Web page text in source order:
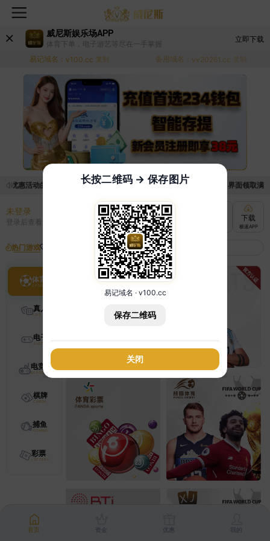
威尼斯娱乐场APP
体育下单，电子游艺等尽在一手掌握
立即下载
易记域名： v100.cc 复制 备用域名： vv20261.cc 复制
优惠活动的手续麻烦，已新增优惠系统，现在可以前往【福利中心】界面领取满
未登录
登录后查看 充值
快速到账
下载
极速APP
热门游戏
体育
真人
电子
电竞
棋牌
捕鱼
彩票
首页 资金 优惠 我的
长按二维码 → 保存图片
易记域名 · v100.cc
保存二维码
关闭